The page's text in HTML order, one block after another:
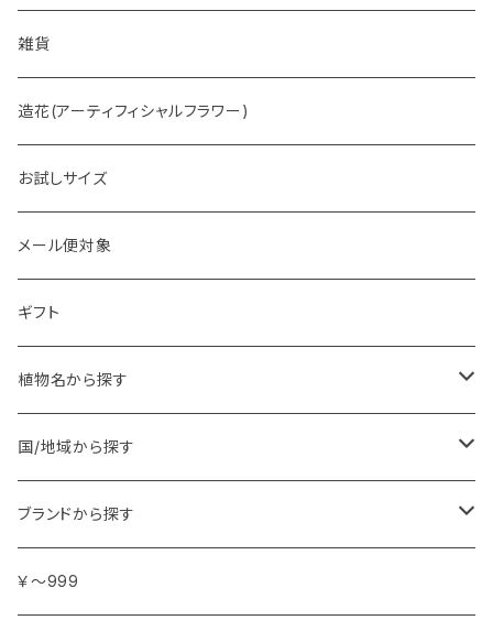
雑貨
造花(アーティフィシャルフラワー)
お試しサイズ
メール便対象
ギフト
植物名から探す
ア行
アンジェリカ
イランイラン
カ行
ガーデニア (クチナシ)
サ行
国/地域から探す
ヨーロッパ
フランス
アフリカ
ブランドから探す
アトリエ・ボヌール・ドゥ・ジュール
￥～999